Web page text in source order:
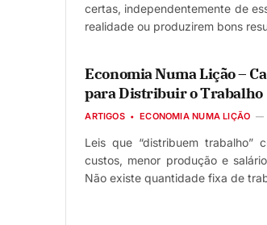
certas, independentemente de
realidade ou produzirem bons
Economia Numa Lição –
para Distribuir o Trabalho
ARTIGOS ECONOMIA NUMA LIÇÃO
Leis que “distribuem trabalho”
custos, menor produção e
Não existe quantidade fixa de